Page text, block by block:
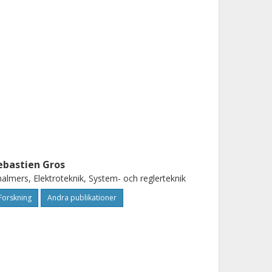
Gros
Elektroteknik, System- och reglerteknik
Andra publikationer